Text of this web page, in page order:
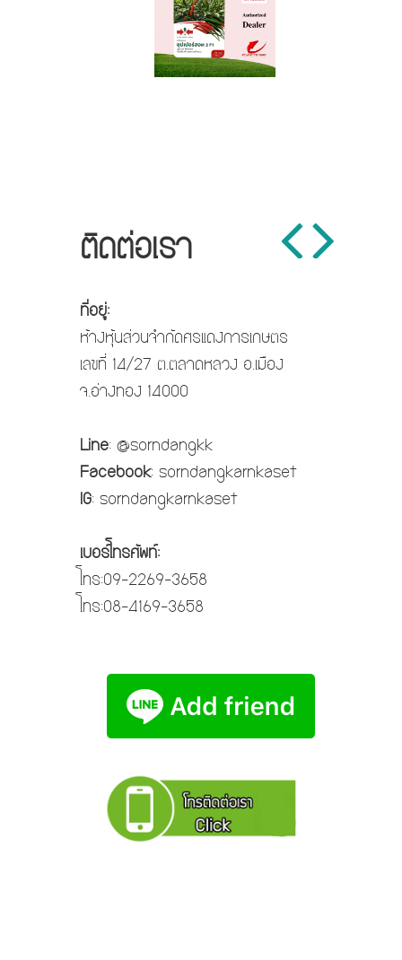
ติดต่อเรา
ที่อยู่:
ห้างหุ้นส่วนจำกัดศรแดงการเกษตร
เลขที่ 14/27 ต.ตลาดหลวง อ.เมือง
จ.อ่างทอง 14000
Line: @sorndangkk
Facebook: sorndangkarnkaset
IG: sorndangkarnkaset
เบอร์โทรศัพท์:
โทร:09-2269-3658
โทร:08-4169-3658